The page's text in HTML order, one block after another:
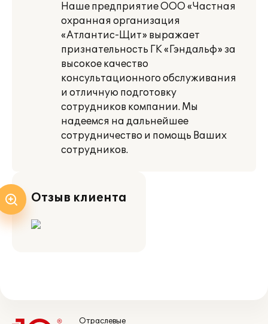
Наше предприятие ООО «Частная
охранная организация
«Атлантис-Щит» выражает
признательность ГК «Гэндальф» за
высокое качество
консультационного обслуживания
и отличную подготовку
сотрудников компании. Мы
надеемся на дальнейшее
сотрудничество и помощь Ваших
сотрудников.
Отзыв клиента
Отраслевые